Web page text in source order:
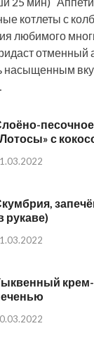
котлеты с
любимого
отменный
насыщенным
с
рукаве)
крем-